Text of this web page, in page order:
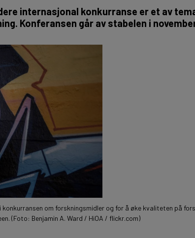
internasjonal konkurranse er et av
Konferansen går av stabelen i
om forskningsmidler og for å øke kvaliteten på
(Foto: Benjamin A. Ward / HiOA / flickr.com)